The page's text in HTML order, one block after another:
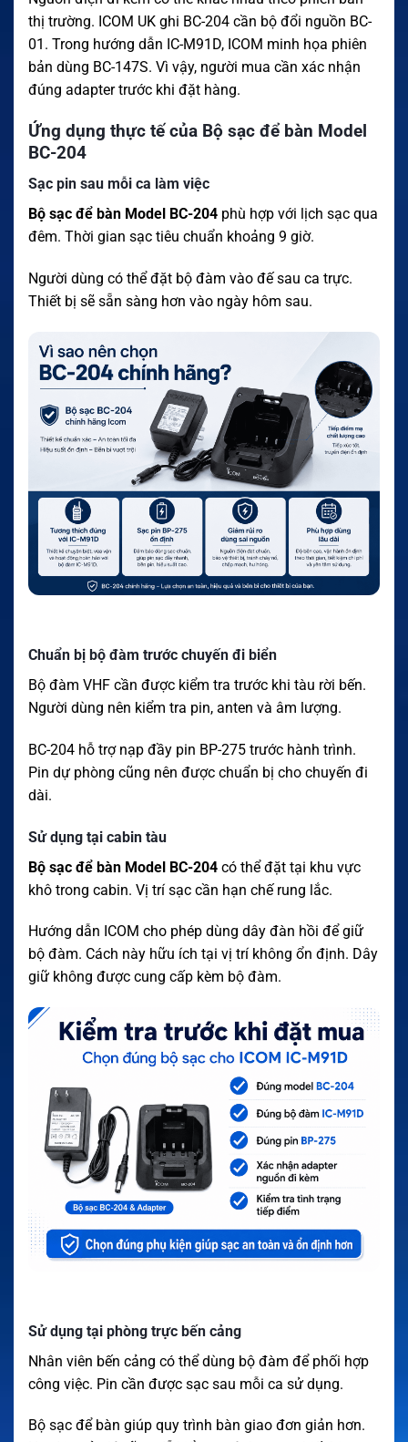
thị trường. ICOM UK ghi BC-204 cần bộ đổi nguồn BC-
01. Trong hướng dẫn IC-M91D, ICOM minh họa phiên
bản dùng BC-147S. Vì vậy, người mua cần xác nhận
đúng adapter trước khi đặt hàng.
Ứng dụng thực tế của Bộ sạc để bàn Model
BC-204
Sạc pin sau mỗi ca làm việc
Bộ sạc để bàn Model BC-204 phù hợp với lịch sạc qua
đêm. Thời gian sạc tiêu chuẩn khoảng 9 giờ.
Người dùng có thể đặt bộ đàm vào đế sau ca trực.
Thiết bị sẽ sẵn sàng hơn vào ngày hôm sau.
Chuẩn bị bộ đàm trước chuyến đi biển
Bộ đàm VHF cần được kiểm tra trước khi tàu rời bến.
Người dùng nên kiểm tra pin, anten và âm lượng.
BC-204 hỗ trợ nạp đầy pin BP-275 trước hành trình.
Pin dự phòng cũng nên được chuẩn bị cho chuyến đi
dài.
Sử dụng tại cabin tàu
Bộ sạc để bàn Model BC-204 có thể đặt tại khu vực
khô trong cabin. Vị trí sạc cần hạn chế rung lắc.
Hướng dẫn ICOM cho phép dùng dây đàn hồi để giữ
bộ đàm. Cách này hữu ích tại vị trí không ổn định. Dây
giữ không được cung cấp kèm bộ đàm.
Sử dụng tại phòng trực bến cảng
Nhân viên bến cảng có thể dùng bộ đàm để phối hợp
công việc. Pin cần được sạc sau mỗi ca sử dụng.
Bộ sạc để bàn giúp quy trình bàn giao đơn giản hơn.